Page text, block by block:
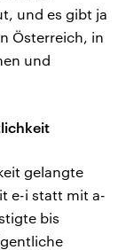
und es gibt ja
Österreich, in
und
gelangte
e-i statt mit a-
bis